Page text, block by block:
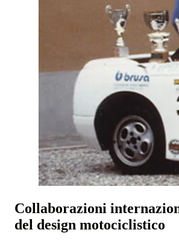
Collaborazioni
del design motociclistico